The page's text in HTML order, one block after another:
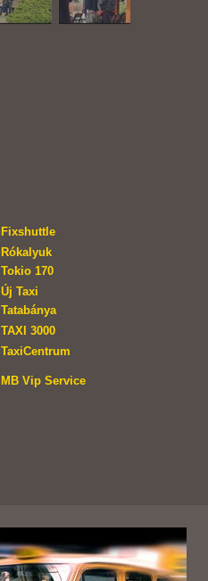
Fixshuttle
Rókalyuk
Tokio 170
Új Taxi
Tatabánya
TAXI 3000
TaxiCentrum
MB Vip Service